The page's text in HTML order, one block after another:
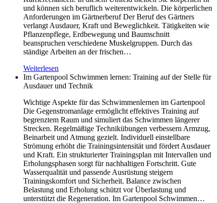
und können sich beruflich weiterentwickeln. Die körperlichen
Anforderungen im Gärtnerberuf Der Beruf des Gärtners
verlangt Ausdauer, Kraft und Beweglichkeit. Tätigkeiten wie
Pflanzenpflege, Erdbewegung und Baumschnitt
beanspruchen verschiedene Muskelgruppen. Durch das
ständige Arbeiten an der frischen…
Weiterlesen
Im Gartenpool Schwimmen lernen: Training auf der Stelle für
Ausdauer und Technik
Wichtige Aspekte für das Schwimmenlernen im Gartenpool
Die Gegenstromanlage ermöglicht effektives Training auf
begrenztem Raum und simuliert das Schwimmen längerer
Strecken. Regelmäßige Technikübungen verbessern Armzug,
Beinarbeit und Atmung gezielt. Individuell einstellbare
Strömung erhöht die Trainingsintensität und fördert Ausdauer
und Kraft. Ein strukturierter Trainingsplan mit Intervallen und
Erholungsphasen sorgt für nachhaltigen Fortschritt. Gute
Wasserqualität und passende Ausrüstung steigern
Trainingskomfort und Sicherheit. Balance zwischen
Belastung und Erholung schützt vor Überlastung und
unterstützt die Regeneration. Im Gartenpool Schwimmen…